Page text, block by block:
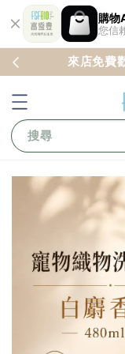
購物
您信
冊 來店免費
搜尋